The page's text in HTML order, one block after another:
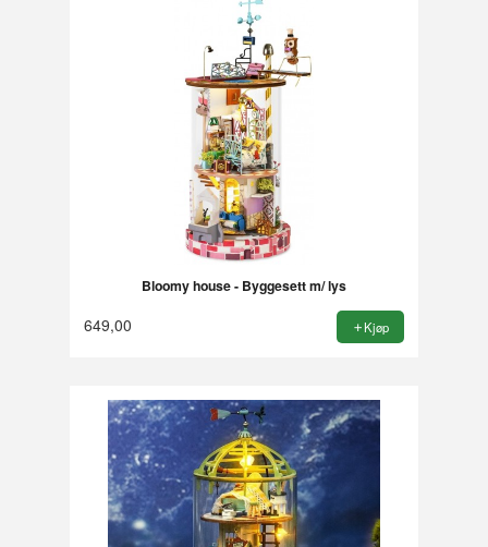
Bloomy house - Byggesett m/ lys
649,00 Kjøp